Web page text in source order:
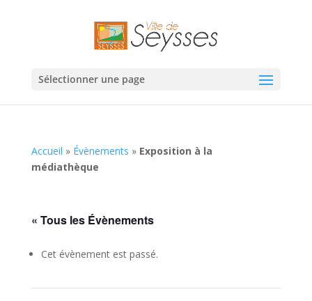
Sélectionner une page
Accueil » Évènements » Exposition à la
médiathèque
« Tous les Évènements
Cet évènement est passé.